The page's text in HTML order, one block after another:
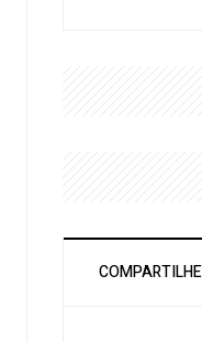
COMPARTILHE